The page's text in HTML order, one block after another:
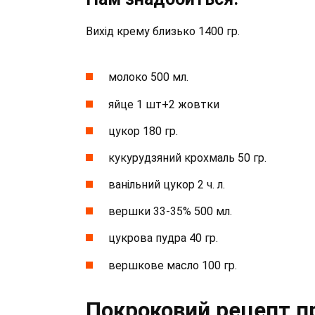
Вихід крему близько 1400 гр.
молоко 500 мл.
яйце 1 шт+2 жовтки
цукор 180 гр.
кукурудзяний крохмаль 50 гр.
ванільний цукор 2 ч. л.
вершки 33-35% 500 мл.
цукрова пудра 40 гр.
вершкове масло 100 гр.